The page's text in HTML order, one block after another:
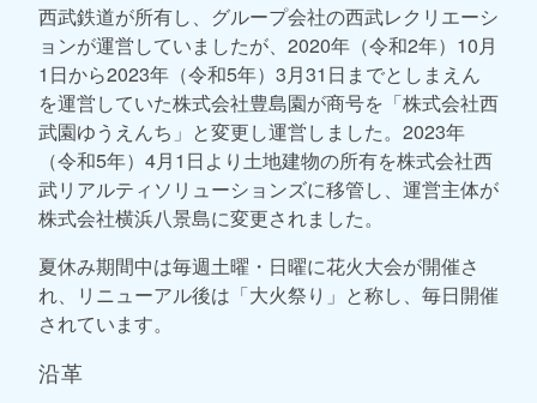
西武鉄道が所有し、グループ会社の西武レクリエーシ
ョンが運営していましたが、2020年（令和2年）10月
1日から2023年（令和5年）3月31日までとしまえん
を運営していた株式会社豊島園が商号を「株式会社西
武園ゆうえんち」と変更し運営しました。2023年
（令和5年）4月1日より土地建物の所有を株式会社西
武リアルティソリューションズに移管し、運営主体が
株式会社横浜八景島に変更されました。
夏休み期間中は毎週土曜・日曜に花火大会が開催さ
れ、リニューアル後は「大火祭り」と称し、毎日開催
されています。
沿革